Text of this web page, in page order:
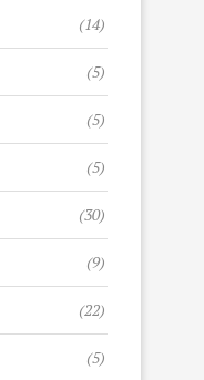
(14)
(5)
(5)
(5)
(30)
(9)
(22)
(5)